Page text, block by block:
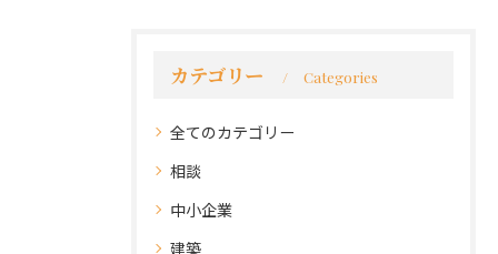
カテゴリー Categories
全てのカテゴリー
相談
中小企業
建築